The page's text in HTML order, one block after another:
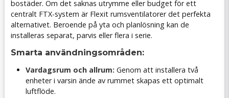
bostäder. Om det saknas utrymme eller budget för ett
centralt FTX-system är Flexit rumsventilatorer det perfekta
alternativet. Beroende på yta och planlösning kan de
installeras separat, parvis eller flera i serie.
Smarta användningsområden:
Vardagsrum och allrum: Genom att installera två
enheter i varsin ände av rummet skapas ett optimalt
luftflöde.